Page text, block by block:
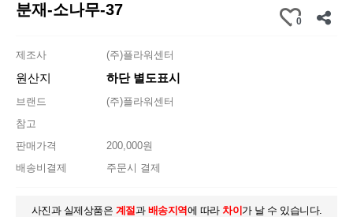
분재-소나무-37
0
제조사 (주)플라워센터
원산지 하단 별도표시
브랜드
(주)플라워센터
참고
판매가격
200,000원
배송비결제
주문시 결제
사진과 실제상품은 계절과 배송지역에 따라 차이 가 날 수 있습니다.